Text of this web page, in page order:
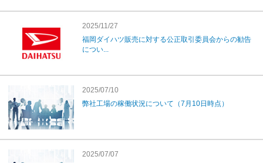
2025/11/27
福岡ダイハツ販売に対する公正取引委員会からの勧告
につい...
2025/07/10
弊社工場の稼働状況について（7月10日時点）
2025/07/07